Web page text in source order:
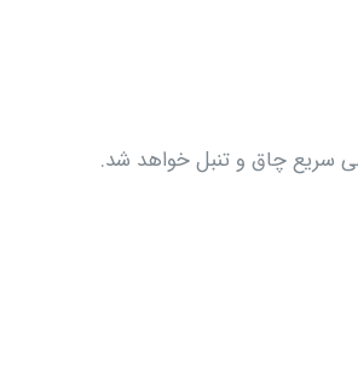
سریع چاق و تنبل خواهد شد.